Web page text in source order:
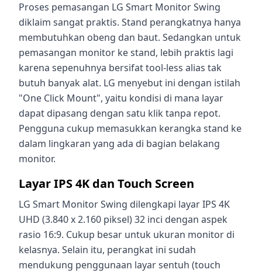
Proses pemasangan LG Smart Monitor Swing
diklaim sangat praktis. Stand perangkatnya hanya
membutuhkan obeng dan baut. Sedangkan untuk
pemasangan monitor ke stand, lebih praktis lagi
karena sepenuhnya bersifat tool-less alias tak
butuh banyak alat. LG menyebut ini dengan istilah
"One Click Mount", yaitu kondisi di mana layar
dapat dipasang dengan satu klik tanpa repot.
Pengguna cukup memasukkan kerangka stand ke
dalam lingkaran yang ada di bagian belakang
monitor.
Layar IPS 4K dan Touch Screen
LG Smart Monitor Swing dilengkapi layar IPS 4K
UHD (3.840 x 2.160 piksel) 32 inci dengan aspek
rasio 16:9. Cukup besar untuk ukuran monitor di
kelasnya. Selain itu, perangkat ini sudah
mendukung penggunaan layar sentuh (touch